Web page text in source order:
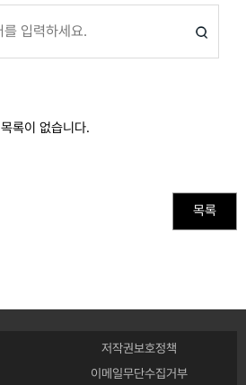
목록이 없습니다.
목록
저작권보호정책
이메일무단수집거부